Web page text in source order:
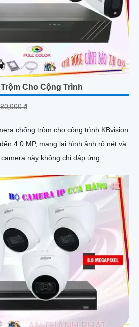
Cho Cộng Trình
₫
chống trộm cho cộng trình KBvision
4.0 MP, mang lại hình ảnh rõ nét và
cao hơn. Bộ camera này không chỉ đáp ứng...